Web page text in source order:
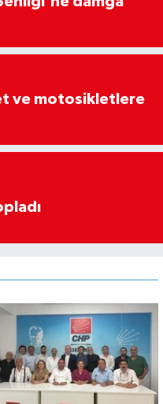
ve motosikletlere